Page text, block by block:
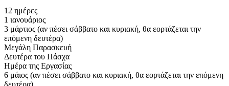
12 ημέρες
1 ιανουάριος
3 μάρτιος (αν πέσει σάββατο και κυριακή, θα εορτάζεται την
επόμενη δευτέρα)
Μεγάλη Παρασκευή
Δευτέρα του Πάσχα
Ημέρα της Εργασίας
6 μάιος (αν πέσει σάββατο και κυριακή, θα εορτάζεται την επόμενη
δευτέρα)